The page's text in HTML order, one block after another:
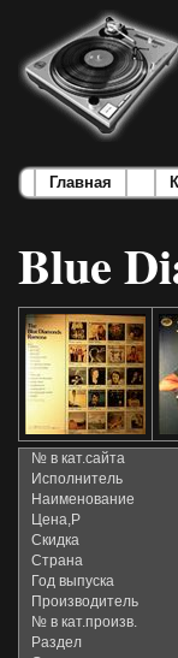
Главная
Blue
№ в кат.сайта
Исполнитель
Наименование
Цена,Р
Скидка
Страна
Год выпуска
Производитель
№ в кат.произв.
Раздел